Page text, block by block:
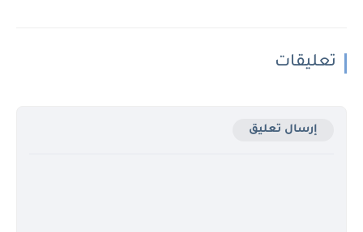
تعليقات
إرسال تعليق